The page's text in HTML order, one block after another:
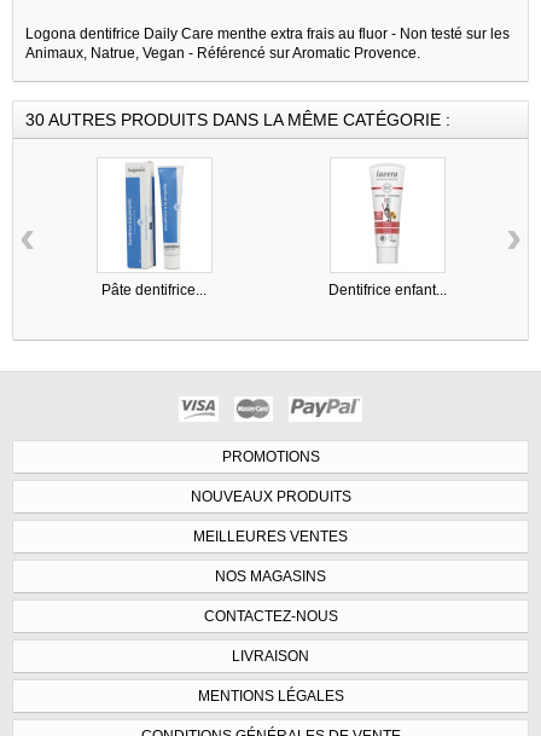
Logona dentifrice Daily Care menthe extra frais au fluor - Non testé sur les
Animaux, Natrue, Vegan - Référencé sur Aromatic Provence.
30 AUTRES PRODUITS DANS LA MÊME CATÉGORIE :
Pâte dentifrice... Dentifrice enfant...
‹ ›
PROMOTIONS
NOUVEAUX PRODUITS
MEILLEURES VENTES
NOS MAGASINS
CONTACTEZ-NOUS
LIVRAISON
MENTIONS LÉGALES